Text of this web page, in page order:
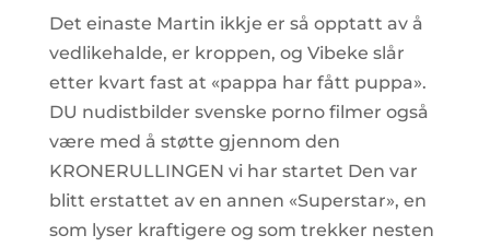
Det einaste Martin ikkje er så opptatt av å
vedlikehalde, er kroppen, og Vibeke slår
etter kvart fast at «pappa har fått puppa».
DU nudistbilder svenske porno filmer også
være med å støtte gjennom den
KRONERULLINGEN vi har startet Den var
blitt erstattet av en annen «Superstar», en
som lyser kraftigere og som trekker nesten